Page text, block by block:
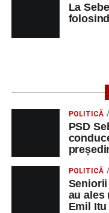
La
POLITICĂ
PSD
POLITICĂ
au ales
Emil